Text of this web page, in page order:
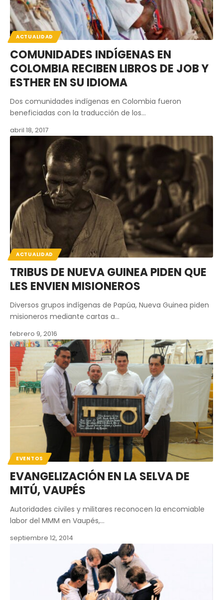
ACTUALIDAD
COMUNIDADES INDÍGENAS EN
COLOMBIA RECIBEN LIBROS DE JOB Y
ESTHER EN SU IDIOMA
Dos comunidades indígenas en Colombia fueron
beneficiadas con la traducción de los…
abril 18, 2017
ACTUALIDAD
TRIBUS DE NUEVA GUINEA PIDEN QUE
LES ENVIEN MISIONEROS
Diversos grupos indígenas de Papúa, Nueva Guinea piden
misioneros mediante cartas a…
febrero 9, 2016
EVENTOS
EVANGELIZACIÓN EN LA SELVA DE
MITÚ, VAUPÉS
Autoridades civiles y militares reconocen la encomiable
labor del MMM en Vaupés,…
septiembre 12, 2014